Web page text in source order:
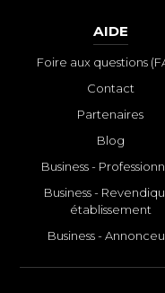
AIDE
Foire aux questions
Contact
Partenaires
Blog
Business -
Business -
établissement
Business -